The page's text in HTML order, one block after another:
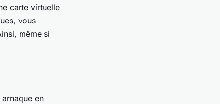
carte virtuelle
vous
même si
en